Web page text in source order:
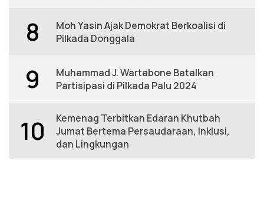
8
Moh Yasin Ajak Demokrat Berkoalisi di
Pilkada Donggala
9
Muhammad J. Wartabone Batalkan
Partisipasi di Pilkada Palu 2024
10
Kemenag Terbitkan Edaran Khutbah
Jumat Bertema Persaudaraan, Inklusi,
dan Lingkungan